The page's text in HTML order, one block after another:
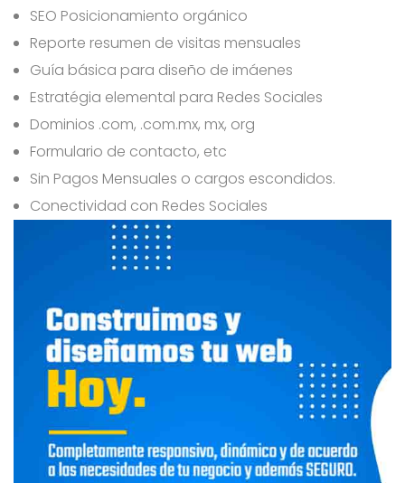
SEO Posicionamiento orgánico
Reporte resumen de visitas mensuales
Guía básica para diseño de imáenes
Estratégia elemental para Redes Sociales
Dominios .com, .com.mx, mx, org
Formulario de contacto, etc
Sin Pagos Mensuales o cargos escondidos.
Conectividad con Redes Sociales